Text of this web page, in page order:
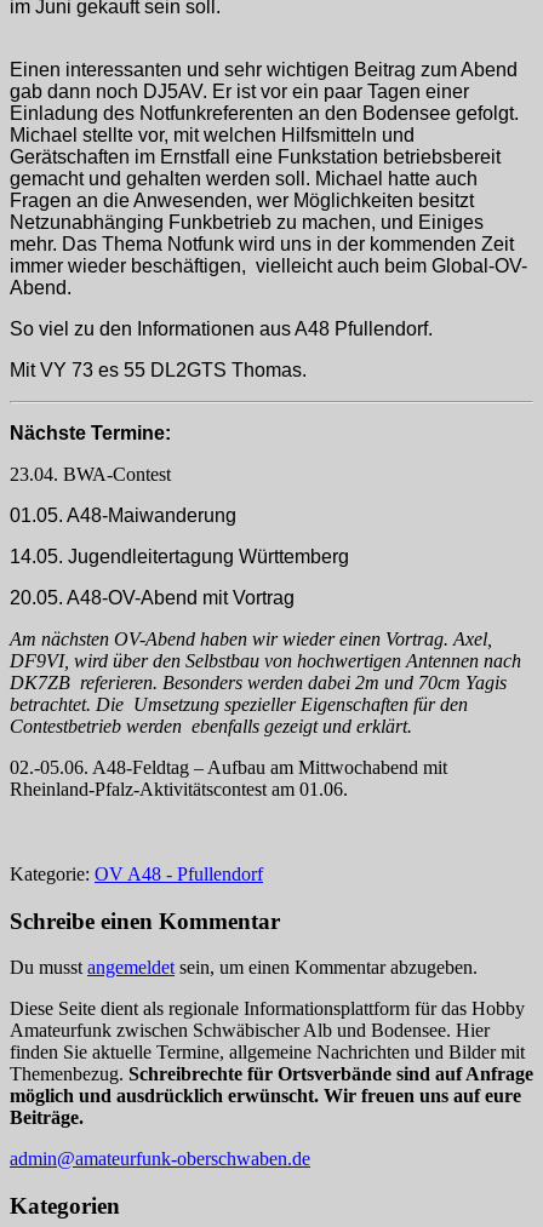
im Juni gekauft sein soll.
Einen interessanten und sehr wichtigen Beitrag zum Abend
gab dann noch DJ5AV. Er ist vor ein paar Tagen einer
Einladung des Notfunkreferenten an den Bodensee gefolgt.
Michael stellte vor, mit welchen Hilfsmitteln und
Gerätschaften im Ernstfall eine Funkstation betriebsbereit
gemacht und gehalten werden soll. Michael hatte auch
Fragen an die Anwesenden, wer Möglichkeiten besitzt
Netzunabhänging Funkbetrieb zu machen, und Einiges
mehr. Das Thema Notfunk wird uns in der kommenden Zeit
immer wieder beschäftigen, vielleicht auch beim Global-OV-
Abend.
So viel zu den Informationen aus A48 Pfullendorf.
Mit VY 73 es 55 DL2GTS Thomas.
Nächste Termine:
23.04. BWA-Contest
01.05. A48-Maiwanderung
14.05. Jugendleitertagung Württemberg
20.05. A48-OV-Abend mit Vortrag
Am nächsten OV-Abend haben wir wieder einen Vortrag. Axel,
DF9VI, wird über den Selbstbau von hochwertigen Antennen nach
DK7ZB referieren. Besonders werden dabei 2m und 70cm Yagis
betrachtet. Die Umsetzung spezieller Eigenschaften für den
Contestbetrieb werden ebenfalls gezeigt und erklärt.
02.-05.06. A48-Feldtag – Aufbau am Mittwochabend mit
Rheinland-Pfalz-Aktivitätscontest am 01.06.
Kategorie: OV A48 - Pfullendorf
Schreibe einen Kommentar
Du musst angemeldet sein, um einen Kommentar abzugeben.
Diese Seite dient als regionale Informationsplattform für das Hobby
Amateurfunk zwischen Schwäbischer Alb und Bodensee. Hier
finden Sie aktuelle Termine, allgemeine Nachrichten und Bilder mit
Themenbezug. Schreibrechte für Ortsverbände sind auf Anfrage
möglich und ausdrücklich erwünscht. Wir freuen uns auf eure
Beiträge.
admin@amateurfunk-oberschwaben.de
Kategorien